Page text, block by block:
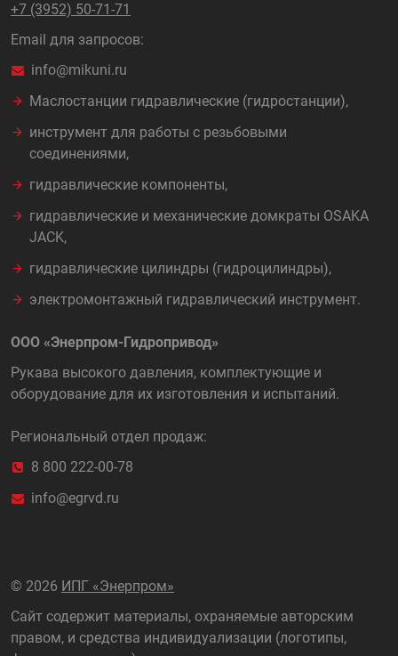
+7 (3952) 50-71-71
Email для запросов:
info@mikuni.ru
Маслостанции гидравлические (гидростанции),
инструмент для работы с резьбовыми
соединениями,
гидравлические компоненты,
гидравлические и механические домкраты OSAKA
JACK,
гидравлические цилиндры (гидроцилиндры),
электромонтажный гидравлический инструмент.
ООО «Энерпром-Гидропривод»
Рукава высокого давления, комплектующие и
оборудование для их изготовления и испытаний.
Региональный отдел продаж:
8 800 222-00-78
info@egrvd.ru
© 2026 ИПГ «Энерпром»
Сайт содержит материалы, охраняемые авторским
правом, и средства индивидуализации (логотипы,